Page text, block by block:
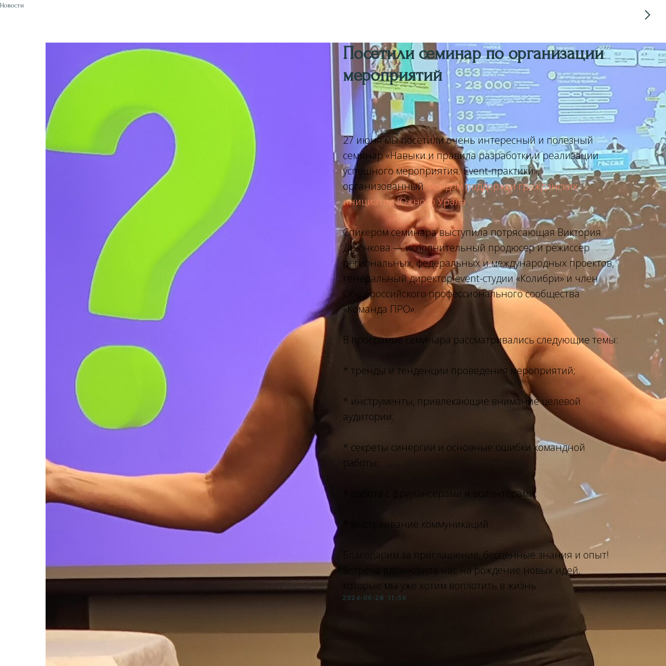
Новости
Посетили семинар по организации
мероприятий
27 июня мы посетили очень интересный и полезный
семинар «Навыки и правила разработки и реализации
успешного мероприятия. Event-практики»,
организованныйФондом поддержки гражданских
инициатив Южного Урала.
Спикером семинара выступила потрясающая Виктория
Дрючкова — исполнительный продюсер и режиссёр
региональных, федеральных и международных проектов,
генеральный директор event-студии «Колибри» и член
Общероссийского профессионального сообщества
«Команда ПРО».
В программе семинара рассматривались следующие темы:
* тренды и тенденции проведения мероприятий;
* инструменты, привлекающие внимание целевой
аудитории;
* секреты синергии и основные ошибки командной
работы;
* работа с фрилансерами и волонтёрами;
* выстраивание коммуникаций.
Благодарим за приглашение, бесценные знания и опыт!
Встреча вдохновила нас на рождение новых идей,
которые мы уже хотим воплотить в жизнь.
2024-06-28 11:56